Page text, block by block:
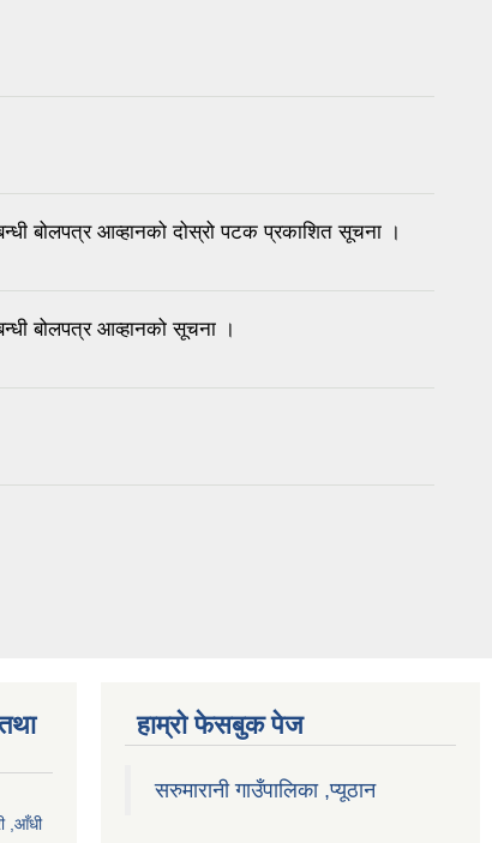
बोलपत्र आव्हानको दोस्रो पटक प्रकाशित सूचना ।
बोलपत्र आव्हानको सूचना ।
,आँधी
हाम्राे फेसबुक पेज
सरुमारानी गाउँपालिका ,प्यूठान